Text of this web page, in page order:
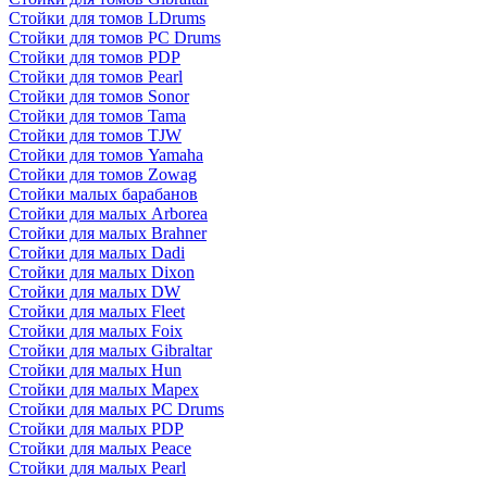
Стойки для томов LDrums
Стойки для томов PC Drums
Стойки для томов PDP
Стойки для томов Pearl
Стойки для томов Sonor
Стойки для томов Tama
Стойки для томов TJW
Стойки для томов Yamaha
Стойки для томов Zowag
Стойки малых барабанов
Стойки для малых Arborea
Стойки для малых Brahner
Стойки для малых Dadi
Стойки для малых Dixon
Стойки для малых DW
Стойки для малых Fleet
Стойки для малых Foix
Стойки для малых Gibraltar
Стойки для малых Hun
Стойки для малых Mapex
Стойки для малых PC Drums
Стойки для малых PDP
Стойки для малых Peace
Стойки для малых Pearl